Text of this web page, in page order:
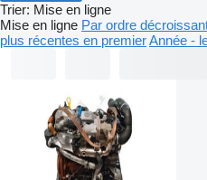
Trier: Mise en ligne
Mise en ligne Par ordre
plus récentes en premierAnnée -